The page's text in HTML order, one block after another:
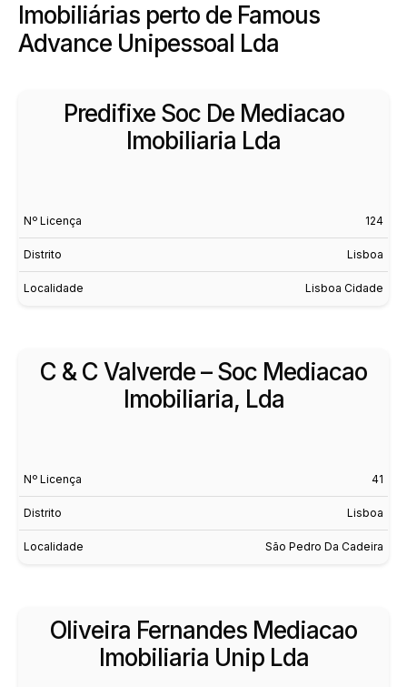
Imobiliárias perto de Famous
Advance Unipessoal Lda
Predifixe Soc De Mediacao
Imobiliaria Lda
Nº Licença 124
Distrito Lisboa
Localidade Lisboa Cidade
C & C Valverde – Soc Mediacao
Imobiliaria, Lda
Nº Licença 41
Distrito Lisboa
Localidade São Pedro Da Cadeira
Oliveira Fernandes Mediacao
Imobiliaria Unip Lda